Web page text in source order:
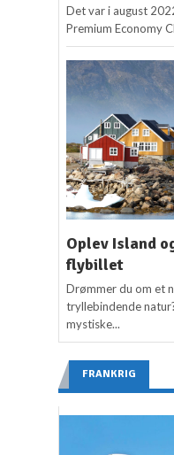
Det var i august
Premium Economy
Oplev Island
flybillet
Drømmer du om et
tryllebindende
mystiske...
FRANKRIG